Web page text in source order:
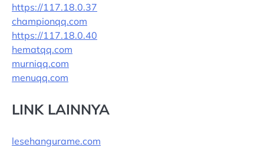
https://117.18.0.37
championqq.com
https://117.18.0.40
hematqq.com
murniqq.com
menuqq.com
LINK LAINNYA
lesehangurame.com